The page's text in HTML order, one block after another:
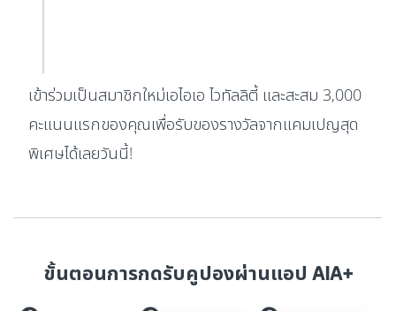
เข้าร่วมเป็นสมาชิกใหม่เอไอเอ ไวทัลลิตี้ และสะสม 3,000
คะแนนแรกของคุณเพื่อรับของรางวัลจากแคมเปญสุด
พิเศษได้เลยวันนี้!
ขั้นตอนการกดรับคูปองผ่านแอป AIA+